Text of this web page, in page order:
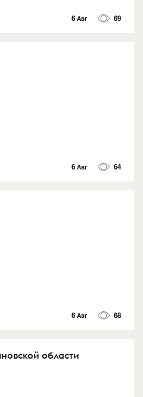
6 Авг 69
6 Авг 64
6 Авг 68
области